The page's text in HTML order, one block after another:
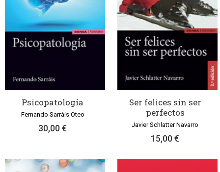
Psicopatología
Fernando Sarráis Oteo
30,00 €
Ser felices sin ser
perfectos
Javier Schlatter Navarro
15,00 €